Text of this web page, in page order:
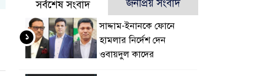
সর্বশেষ সংবাদ জনপ্রিয় সংবাদ
সাদ্দাম-ইনানকে ফোনে
হামলার নির্দেশ দেন
ওবায়দুল কাদের
১